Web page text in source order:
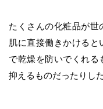
たくさんの化粧品が世
肌に直接働きかけると
で乾燥を防いでくれる
抑えるものだったりし